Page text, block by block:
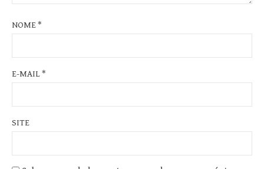
NOME*
E-MAIL*
SITE